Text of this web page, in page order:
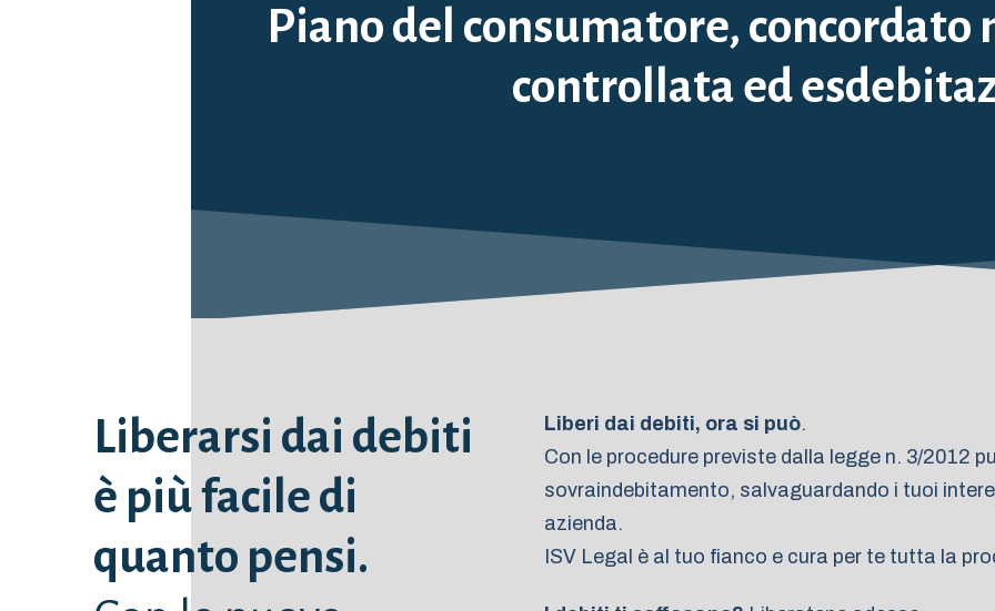
Piano del consumatore,
controllata ed
Liberi dai debiti, ora si può.
Con le procedure previste dalla legge n. 3/2012
sovraindebitamento, salvaguardando i tuoi
azienda.
ISV Legal è al tuo fianco e cura per te tutta la
Liberarsi dai debiti
è più facile di
quanto pensi.